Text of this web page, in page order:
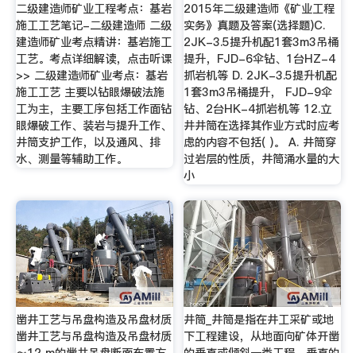
二级建造师矿业工程考点：基岩
施工工艺笔记-二级建造师 二级
建造师矿业考点精讲：基岩施工
工艺。考点详细解读，点击听课
>> 二级建造师矿业考点：基岩
施工工艺 主要以钻眼爆破法施
工为主，主要工序包括工作面钻
眼爆破工作、装岩与提升工作、
井筒支护工作，以及通风、排
水、测量等辅助工作。
2015年二级建造师《矿业工程
实务》真题及答案(选择题)C.
2JK-3.5提升机配1套3m3吊桶
提升，FJD-6伞钻、1台HZ-4
抓岩机等 D. 2JK-3.5提升机配
1套3m3吊桶提升， FJD-9伞
钻、2台HK-4抓岩机等 12.立
井井筒在选择其作业方式时应考
虑的内容不包括( )。 A. 井筒穿
过岩层的性质，井筒涌水量的大
小
凿井工艺与吊盘构造及吊盘材质
凿井工艺与吊盘构造及吊盘材质
井筒_井筒是指在井工采矿或地
下工程建设，从地面向矿体开凿